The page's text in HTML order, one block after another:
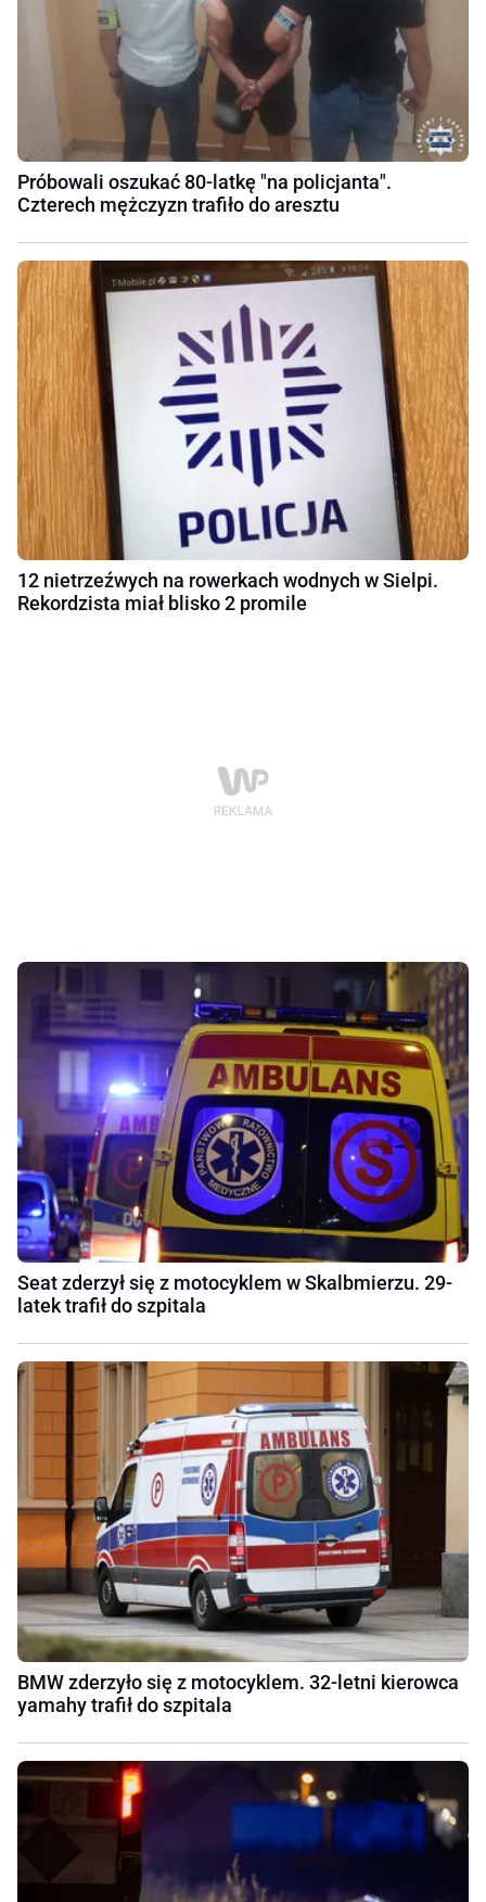
Próbowali oszukać 80-latkę "na policjanta".
Czterech mężczyzn trafiło do aresztu
12 nietrzeźwych na rowerkach wodnych w Sielpi.
Rekordzista miał blisko 2 promile
Seat zderzył się z motocyklem w Skalbmierzu. 29-
latek trafił do szpitala
BMW zderzyło się z motocyklem. 32-letni kierowca
yamahy trafił do szpitala